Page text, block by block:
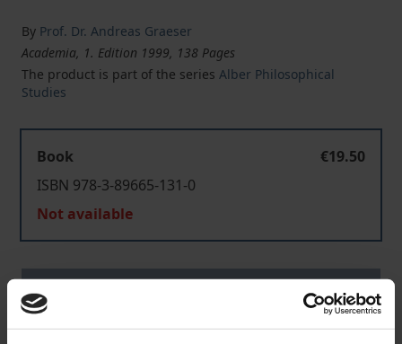
By Prof. Dr. Andreas Graeser
Academia, 1. Edition 1999, 138 Pages
The product is part of the series Alber Philosophical
Studies
Book
€19.50
ISBN 978-3-89665-131-0
Not available
Add to Wish List